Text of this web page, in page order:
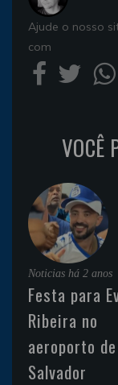
Ajude o nosso
com
VOCÊ
Noticias há 2 anos
Festa para
Ribeira no
aeroporto de
Salvador